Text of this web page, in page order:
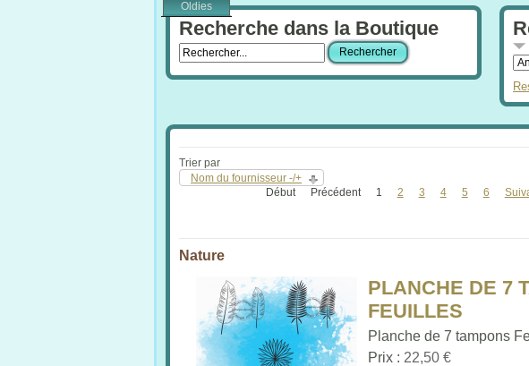
Oldies
Recherche dans la Boutique
Trier par
Nom du fournisseur -/+
Début Précédent 1 2 3 4 5 6
Nature
PLANCHE DE 7
FEUILLES
Planche de 7 tampons
Prix : 22,50 €